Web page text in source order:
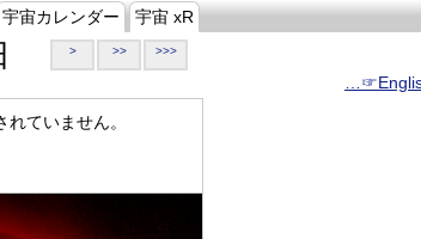
宇宙カレンダー 宇宙 xR
> >> >>>
れていません。